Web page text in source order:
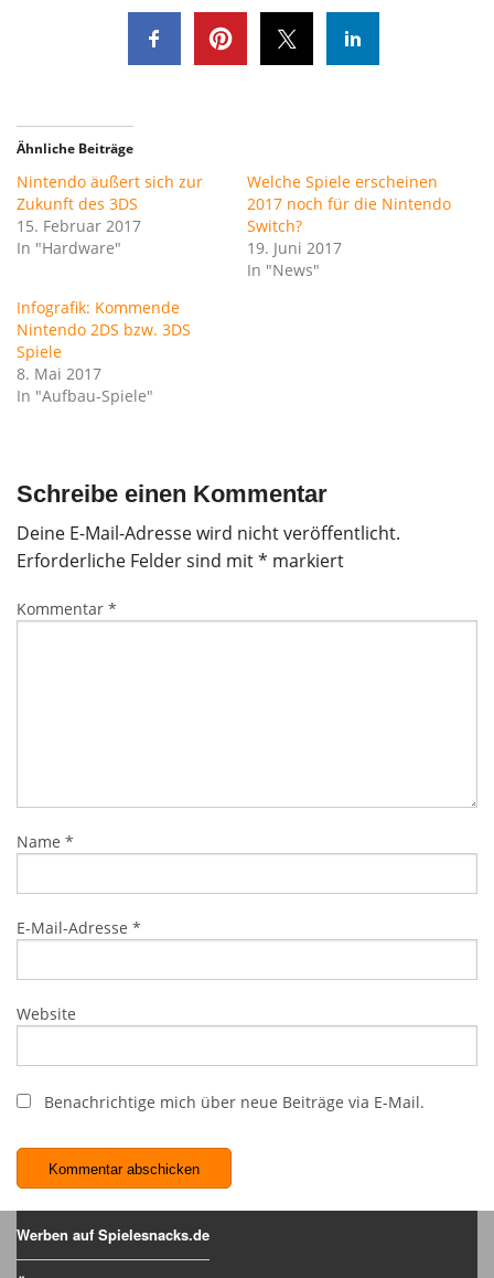
Ähnliche Beiträge
Nintendo äußert sich zur
Zukunft des 3DS
15. Februar 2017
In "Hardware"
Welche Spiele erscheinen
2017 noch für die Nintendo
Switch?
19. Juni 2017
In "News"
Infografik: Kommende
Nintendo 2DS bzw. 3DS
Spiele
8. Mai 2017
In "Aufbau-Spiele"
Schreibe einen Kommentar
Deine E-Mail-Adresse wird nicht veröffentlicht.
Erforderliche Felder sind mit* markiert
Kommentar *
Name *
E-Mail-Adresse *
Website
Benachrichtige mich über neue Beiträge via E-Mail.
Werben auf Spielesnacks.de